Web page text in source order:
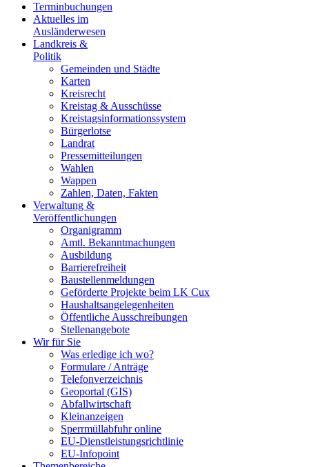
Terminbuchungen
Aktuelles im
Ausländerwesen
Landkreis &
Politik
Gemeinden und Städte
Karten
Kreisrecht
Kreistag & Ausschüsse
Kreistagsinformationssystem
Bürgerlotse
Landrat
Pressemitteilungen
Wahlen
Wappen
Zahlen, Daten, Fakten
Verwaltung &
Veröffentlichungen
Organigramm
Amtl. Bekanntmachungen
Ausbildung
Barrierefreiheit
Baustellenmeldungen
Geförderte Projekte beim LK Cux
Haushaltsangelegenheiten
Öffentliche Ausschreibungen
Stellenangebote
Wir für Sie
Was erledige ich wo?
Formulare / Anträge
Telefonverzeichnis
Geoportal (GIS)
Abfallwirtschaft
Kleinanzeigen
Sperrmüllabfuhr online
EU-Dienstleistungsrichtlinie
EU-Infopoint